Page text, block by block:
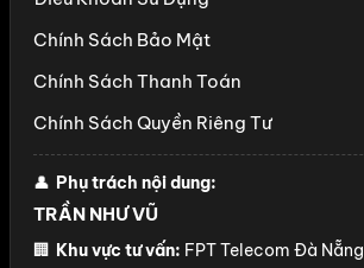
Chính Sách Bảo Mật
Chính Sách Thanh Toán
Chính Sách Quyền Riêng Tư
👤 Phụ trách nội dung:
TRẦN NHƯ VŨ
🏢 Khu vực tư vấn: FPT Telecom Đà Nẵng